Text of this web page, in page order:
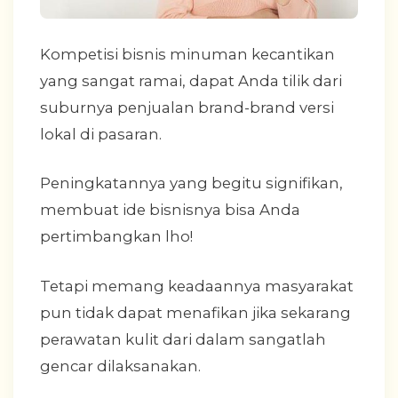
Kompetisi bisnis minuman kecantikan
yang sangat ramai, dapat Anda tilik dari
suburnya penjualan brand-brand versi
lokal di pasaran.
Peningkatannya yang begitu signifikan,
membuat ide bisnisnya bisa Anda
pertimbangkan lho!
Tetapi memang keadaannya masyarakat
pun tidak dapat menafikan jika sekarang
perawatan kulit dari dalam sangatlah
gencar dilaksanakan.